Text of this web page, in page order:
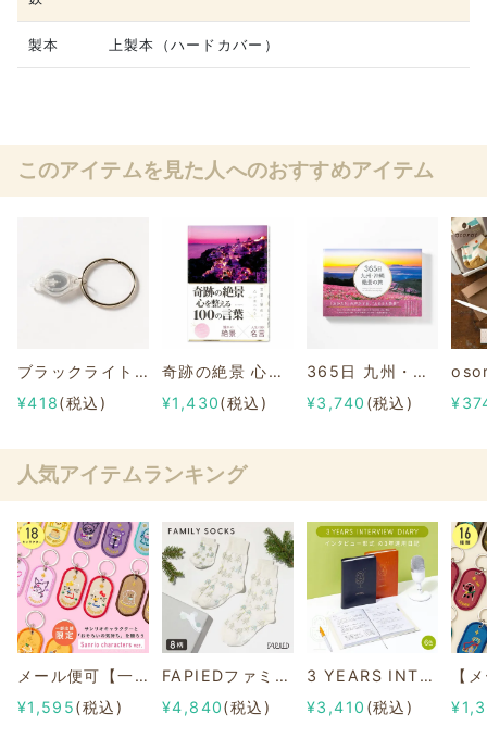
製本 上製本（ハードカバー）
このアイテムを見た人へのおすすめアイテム
ブラックライトさがし絵本用 ブラックライト
¥418(税込)
奇跡の絶景 心を整える100の言葉
¥1,430(税込)
365日 九州・沖縄絶景の旅
¥3,740 (税込)
人気アイテムランキング
メール便可【一部店舗限定】2/8b PAIR KEY RING Sanrio characters ver.
¥1,595(税込)
FAPIEDファミリーソックスセット 総柄
¥4,840(税込)
3 YEARS INTERVIEW DIARY
¥3,410 (税込)